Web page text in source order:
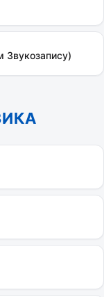
Звукозапису)